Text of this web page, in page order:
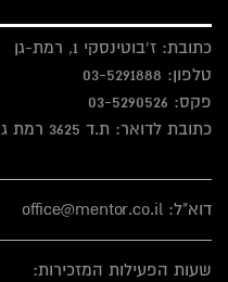
כתובת: ז'בוטינסקי 1, רמת-גן
טלפון: 03-5291888
פקס: 03-5290526
כתובת לדואר: ת.ד 3625 רמת גן 5213605
דוא"ל: office@mentor.co.il
שעות הפעילות המזכירות: